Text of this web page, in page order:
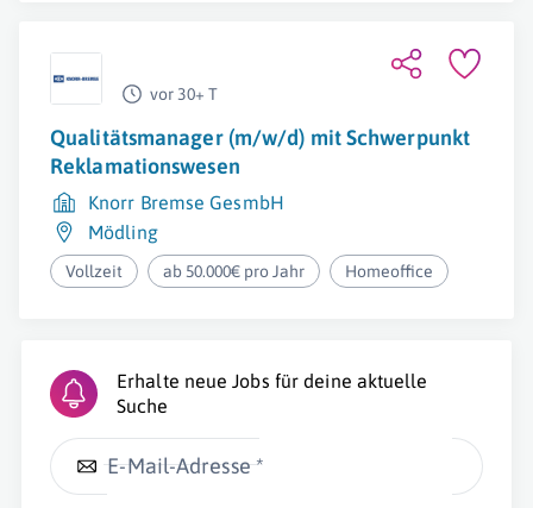
vor 30+ T
Qualitätsmanager (m/w/d) mit Schwerpunkt
Reklamationswesen
Knorr Bremse GesmbH
Mödling
Vollzeit ab 50.000€ pro Jahr Homeoffice
Erhalte neue Jobs für deine aktuelle
Suche
E-Mail-Adresse *